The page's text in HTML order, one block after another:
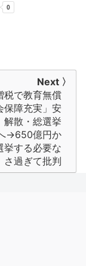
Next 〉
税で教育無償
保障充実」安
解散・総選挙
→650億円か
挙する必要な
さ過ぎて批判